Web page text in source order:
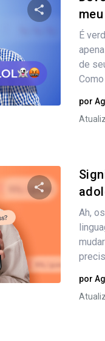
É
de
por
Twitter
Ah,
por